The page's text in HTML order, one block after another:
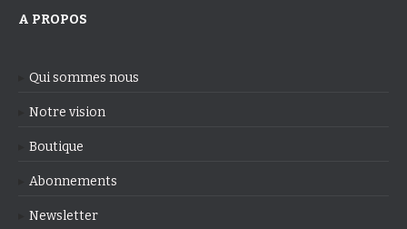
A PROPOS
Qui sommes nous
Notre vision
Boutique
Abonnements
Newsletter